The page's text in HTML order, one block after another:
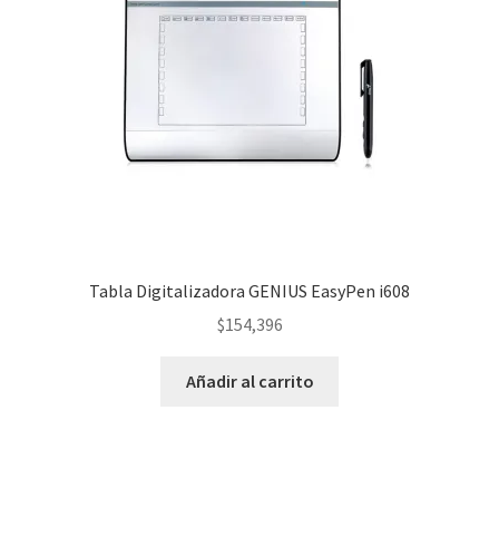
Tabla Digitalizadora GENIUS EasyPen i608
$154,396
Añadir al carrito